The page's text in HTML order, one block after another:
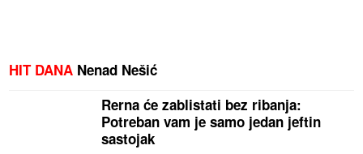
HIT DANA Nenad Nešić
Rerna će zablistati bez ribanja:
Potreban vam je samo jedan jeftin
sastojak